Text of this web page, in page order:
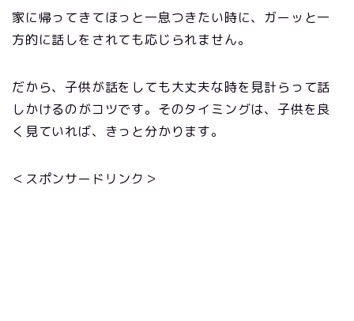
家に帰ってきてほっと一息つきたい時に、ガーッと一
方的に話しをされても応じられません。
だから、子供が話をしても大丈夫な時を見計らって話
しかけるのがコツです。そのタイミングは、子供を良
く見ていれば、きっと分かります。
＜スポンサードリンク＞